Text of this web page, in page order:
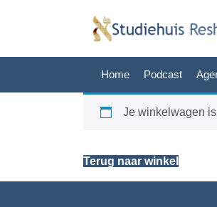
Home Podcast
Je winkelwagen
Terug naar winkel